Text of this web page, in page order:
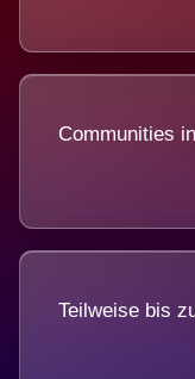
Communities
Teilweise bis